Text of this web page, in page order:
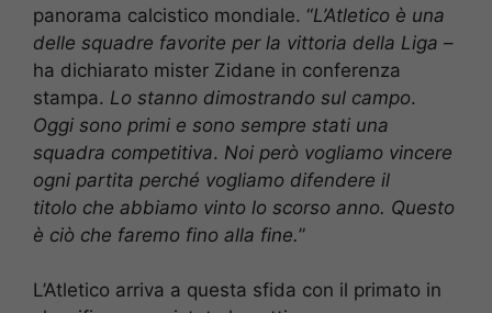
panorama calcistico mondiale. “L’Atletico è una
delle squadre favorite per la vittoria della Liga –
ha dichiarato mister Zidane in conferenza
stampa. Lo stanno dimostrando sul campo.
Oggi sono primi e sono sempre stati una
squadra competitiva. Noi però vogliamo vincere
ogni partita perché vogliamo difendere il
titolo che abbiamo vinto lo scorso anno. Questo
è ciò che faremo fino alla fine.”
L’Atletico arriva a questa sfida con il primato in